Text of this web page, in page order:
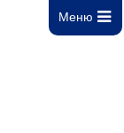
Меню